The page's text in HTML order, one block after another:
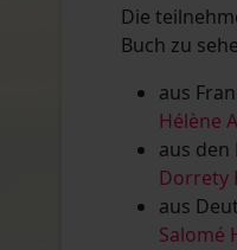
Die
Buch zu
aus
Hélène
aus den
Dorrety
aus
Salomé